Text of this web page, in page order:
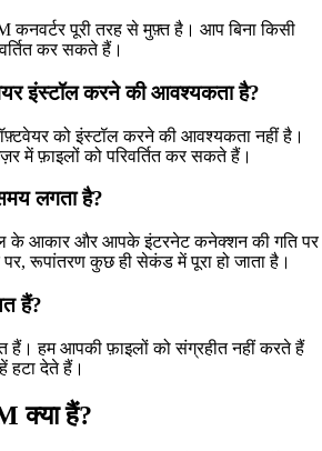
कनवर्टर पूरी तरह से मुफ़्त है। आप बिना किसी
कर सकते हैं।
इंस्टॉल करने की आवश्यकता है?
को इंस्टॉल करने की आवश्यकता नहीं है।
में फ़ाइलों को परिवर्तित कर सकते हैं।
लगता है?
के आकार और आपके इंटरनेट कनेक्शन की गति पर
पर, रूपांतरण कुछ ही सेकंड में पूरा हो जाता है।
हैं?
हैं। हम आपकी फ़ाइलों को संग्रहीत नहीं करते हैं
हटा देते हैं।
क्या हैं?